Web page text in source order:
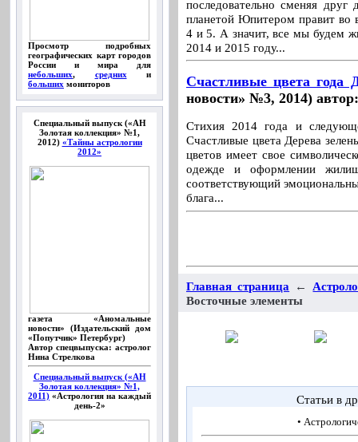
Просмотр подробных
географических карт городов
России и мира для
небольших, средних и
больших мониторов
Специальный выпуск («АН
Золотая коллекция» №1,
2012) «Тайны астрологии
2012»
газета «Аномальные
новости» (Издательский дом
«Попутчик» Петербург)
Автор спецвыпуска: астролог
Нина Стрелкова
Специальный выпуск («АН
Золотая коллекция» №1,
2011) «Астрология на каждый
день-2»
последовательно сменяя
планетой Юпитером правит во
4 и 5. А значит, все мы будем
2014 и 2015 году...
Счастливые цвета года
новости» №3, 2014)
Стихия 2014 года и
Счастливые цвета Дерева
цветов имеет свое
одежде и оформлении
соответствующий
блага...
Главная страница ←
Восточные элементы
Статьи в
•